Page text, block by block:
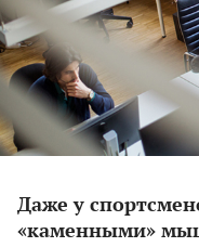
Даже у
«каменными»